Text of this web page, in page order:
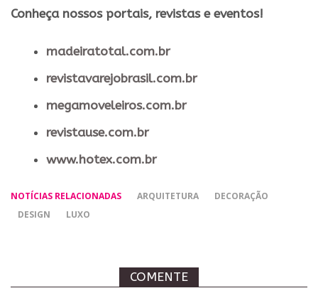
​Conheça nossos ​portais, revistas e eventos​!
madeiratotal.com.br
revistavarejobrasil.com.br
megamoveleiros.com.br
revistause.com.br
www.hotex.com.br
NOTÍCIAS RELACIONADAS ARQUITETURA
DECORAÇÃO
DESIGN
LUXO
COMENTE